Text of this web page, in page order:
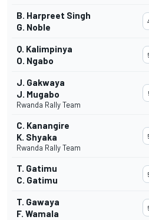
B. Harpreet Singh
G. Noble
Q. Kalimpinya
O. Ngabo
J. Gakwaya
J. Mugabo
Rwanda Rally Team
C. Kanangire
K. Shyaka
Rwanda Rally Team
T. Gatimu
C. Gatimu
T. Gawaya
F. Wamala